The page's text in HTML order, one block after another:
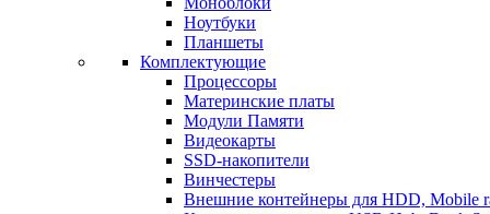
Ноутбуки
Планшеты
Комплектующие
Процессоры
Материнские платы
Модули Памяти
Видеокарты
SSD-накопители
Винчестеры
Внешние контейнеры для HDD, Mobile